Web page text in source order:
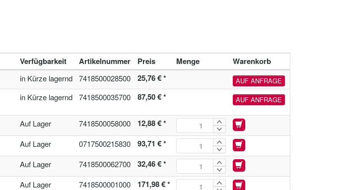
Verfügbarkeit Artikelnummer Preis Menge Warenkorb
in Kürze lagernd 7418500028500 25,76 € * AUF ANFRAGE
in Kürze lagernd 7418500035700 87,50 € * AUF ANFRAGE
Auf Lager 7418500058000 12,88 € *
Auf Lager 0717500215830 93,71 € *
Auf Lager 7418500062700 32,46 € *
Auf Lager 7418500001000 171,98 € *